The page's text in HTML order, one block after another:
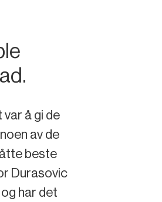
å gi de
av de
beste
Durasovic
har det